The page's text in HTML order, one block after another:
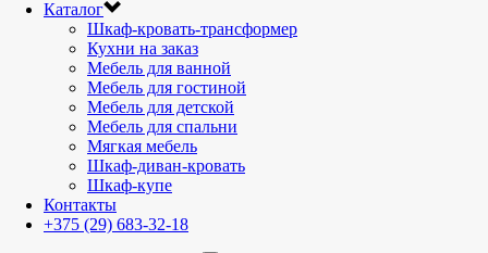
Каталог
Шкаф-кровать-трансформер
Кухни на заказ
Мебель для ванной
Мебель для гостиной
Мебель для детской
Мебель для спальни
Мягкая мебель
Шкаф-диван-кровать
Шкаф-купе
Контакты
+375 (29) 683-32-18